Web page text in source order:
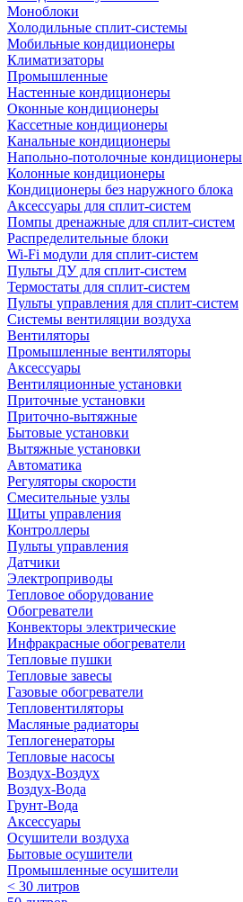
Моноблоки
Холодильные сплит-системы
Мобильные кондиционеры
Климатизаторы
Промышленные
Настенные кондиционеры
Оконные кондиционеры
Кассетные кондиционеры
Канальные кондиционеры
Напольно-потолочные кондиционеры
Колонные кондиционеры
Кондиционеры без наружного блока
Аксессуары для сплит-систем
Помпы дренажные для сплит-систем
Распределительные блоки
Wi-Fi модули для сплит-систем
Пульты ДУ для сплит-систем
Термостаты для сплит-систем
Пульты управления для сплит-систем
Системы вентиляции воздуха
Вентиляторы
Промышленные вентиляторы
Аксессуары
Вентиляционные установки
Приточные установки
Приточно-вытяжные
Бытовые установки
Вытяжные установки
Автоматика
Регуляторы скорости
Смесительные узлы
Щиты управления
Контроллеры
Пульты управления
Датчики
Электроприводы
Тепловое оборудование
Обогреватели
Конвекторы электрические
Инфракрасные обогреватели
Тепловые пушки
Тепловые завесы
Газовые обогреватели
Тепловентиляторы
Масляные радиаторы
Теплогенераторы
Тепловые насосы
Воздух-Воздух
Воздух-Вода
Грунт-Вода
Аксессуары
Осушители воздуха
Бытовые осушители
Промышленные осушители
< 30 литров